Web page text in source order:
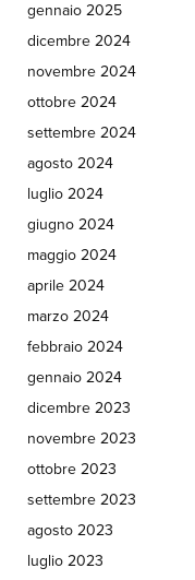
gennaio 2025
dicembre 2024
novembre 2024
ottobre 2024
settembre 2024
agosto 2024
luglio 2024
giugno 2024
maggio 2024
aprile 2024
marzo 2024
febbraio 2024
gennaio 2024
dicembre 2023
novembre 2023
ottobre 2023
settembre 2023
agosto 2023
luglio 2023